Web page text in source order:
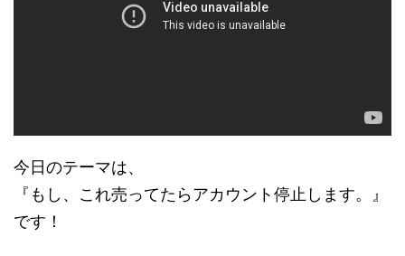
今日のテーマは、
『もし、これ売ってたらアカウント停止します。』
です！